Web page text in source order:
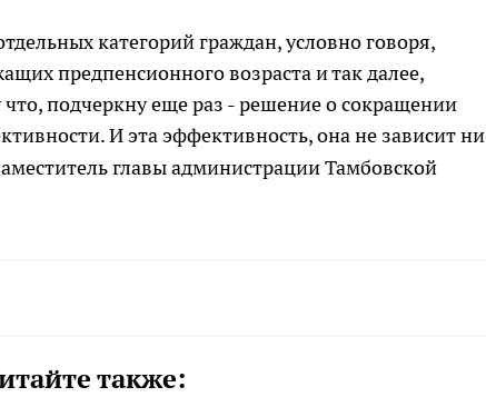
категорий граждан, условно говоря,
предпенсионного возраста и так далее,
подчеркну еще раз - решение о сокращении
И эта эффективность, она не зависит ни
главы администрации Тамбовской
также: